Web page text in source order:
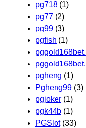
pg718 (1)
pg77 (2)
pg99 (3)
pgfish (1)
pgheng (1)
Pgheng99 (3)
pgjoker (1)
pgk44b (1)
PGSlot(33)